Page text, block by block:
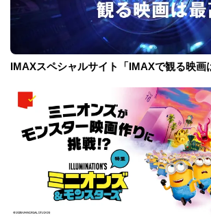
IMAXスペシャルサイト「IMAXで観る映画